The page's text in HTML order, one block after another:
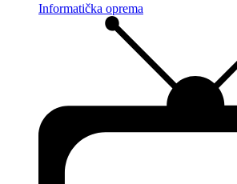
Informatička oprema